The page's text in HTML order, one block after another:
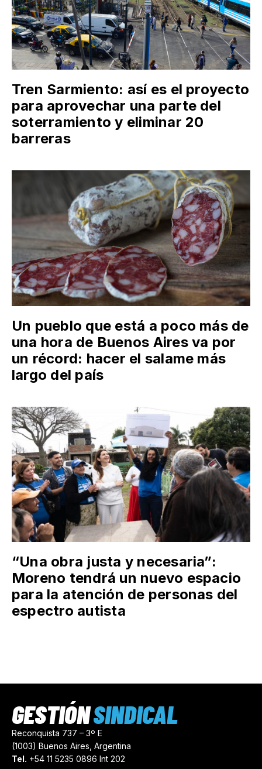
Tren Sarmiento: así es el proyecto
para aprovechar una parte del
soterramiento y eliminar 20
barreras
Un pueblo que está a poco más de
una hora de Buenos Aires va por
un récord: hacer el salame más
largo del país
“Una obra justa y necesaria”:
Moreno tendrá un nuevo espacio
para la atención de personas del
espectro autista
Reconquista 737 – 3º E
(1003) Buenos Aires, Argentina
Tel. +54 11 5235 0896 Int 202
GESTIÓNSINDICAL